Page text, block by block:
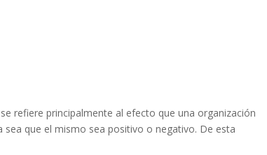
refiere principalmente al efecto que una organización
que el mismo sea positivo o negativo. De esta